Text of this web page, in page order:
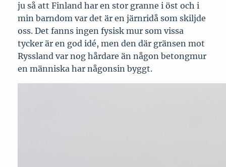
ju så att Finland har en stor granne i öst och i
min barndom var det är en järnridå som skiljde
oss. Det fanns ingen fysisk mur som vissa
tycker är en god idé, men den där gränsen mot
Ryssland var nog hårdare än någon betongmur
en människa har någonsin byggt.